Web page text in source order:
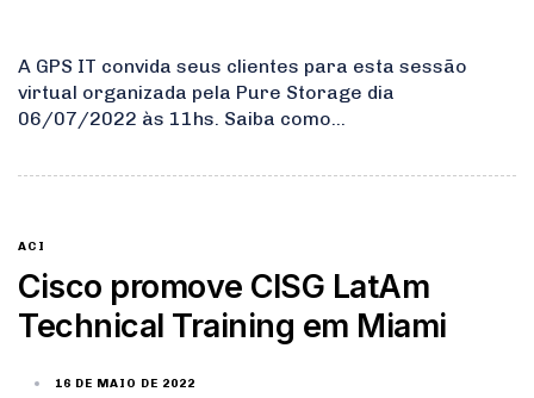
A GPS IT convida seus clientes para esta sessão
virtual organizada pela Pure Storage dia
06/07/2022 às 11hs. Saiba como…
ACI
Cisco promove CISG LatAm
Technical Training em Miami
16 DE MAIO DE 2022